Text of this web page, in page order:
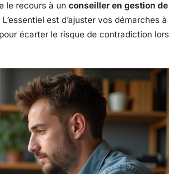
le recours à un conseiller en gestion de
est d’ajuster vos démarches à
écarter le risque de contradiction lors